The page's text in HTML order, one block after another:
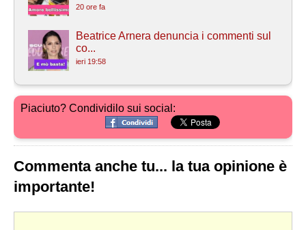
20 ore fa
Beatrice Arnera denuncia i commenti sul
co...
ieri 19:58
Piaciuto? Condividilo sui social:
Commenta anche tu... la tua opinione è
importante!